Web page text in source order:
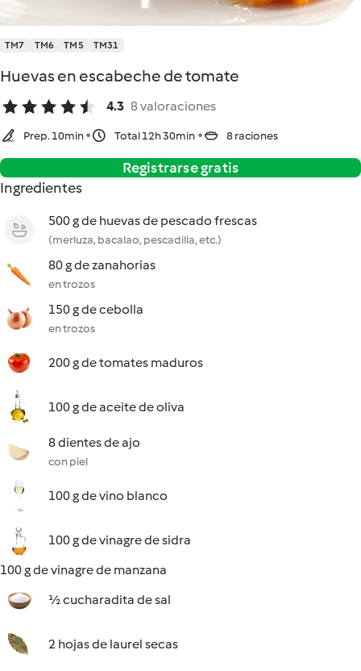
TM7 TM6 TM5 TM31
Huevas en escabeche de tomate
4.3 8 valoraciones
Prep. 10min Total 12h 30min 8 raciones
Registrarse gratis
Ingredientes
500 g de huevas de pescado frescas
(merluza, bacalao, pescadilla, etc.)
80 g de zanahorias
en trozos
150 g de cebolla
en trozos
200 g de tomates maduros
100 g de aceite de oliva
8 dientes de ajo
con piel
100 g de vino blanco
100 g de vinagre de sidra
100 g de vinagre de manzana
½ cucharadita de sal
2 hojas de laurel secas